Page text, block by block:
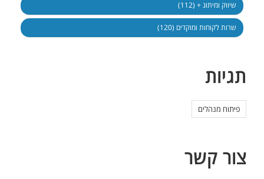
שיווק ומיתוג + (112)
שרות לקוחות ומוקדים (120)
תגיות
פיתוח מנהלים
צור קשר